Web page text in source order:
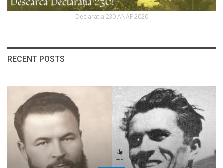
Declaratia 230 ANAF 2020
RECENT POSTS